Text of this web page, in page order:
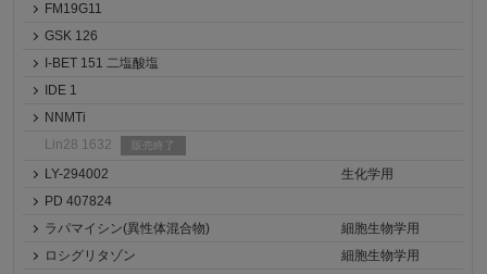
FM19G11
GSK 126
I-BET 151 二塩酸塩
IDE 1
NNMTi
Lin28 1632
販売終了
LY-294002
生化学用
PD 407824
ラパマイシン(異性体混合物)
細胞生物学用
ロシグリタゾン
細胞生物学用